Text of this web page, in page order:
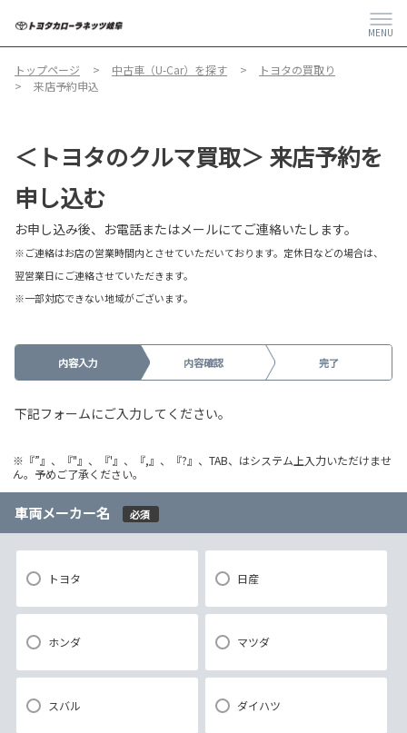
MENU
トップページ 中古車（U-Car）を探す
トヨタの買取り
来店予約申込
＜トヨタのクルマ買取＞ 来店予約を
申し込む
お申し込み後、お電話またはメールにてご連絡いたします。
※ご連絡はお店の営業時間内とさせていただいております。定休日などの場合は、
翌営業日にご連絡させていただきます。
※一部対応できない地域がございます。
内容入力 内容確認 完了
下記フォームにご入力してください。
※『”』、『"』、『'』、『,』、『?』、TAB、はシステム上入力いただけませ
ん。予めご了承ください。
車両メーカー名 必須
トヨタ 日産
ホンダ マツダ
スバル ダイハツ